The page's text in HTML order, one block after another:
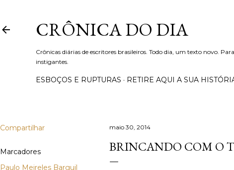
CRÔNICA DO DIA
Crônicas diárias de escritores brasileiros. Todo dia, um texto novo.
instigantes.
ESBOÇOS E RUPTURAS RETIRE AQUI A SUA
Compartilhar
Marcadores
Paulo Meireles Barguil
maio 30, 2014
BRINCANDO COM O